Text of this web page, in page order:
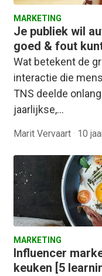
MARKETING
Je publiek wil
goed & fout
Wat betekent de
interactie die
TNS deelde
jaarlijkse,…
Marit Vervaart · 10
MARKETING
Influencer
keuken [5